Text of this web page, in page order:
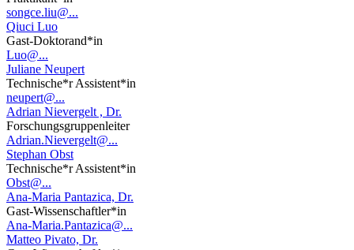
songce.liu@...
Qiuci Luo
Gast-Doktorand*in
Luo@...
Juliane Neupert
Technische*r Assistent*in
neupert@...
Adrian Nievergelt , Dr.
Forschungsgruppenleiter
Adrian.Nievergelt@...
Stephan Obst
Technische*r Assistent*in
Obst@...
Ana-Maria Pantazica, Dr.
Gast-Wissenschaftler*in
Ana-Maria.Pantazica@...
Matteo Pivato, Dr.